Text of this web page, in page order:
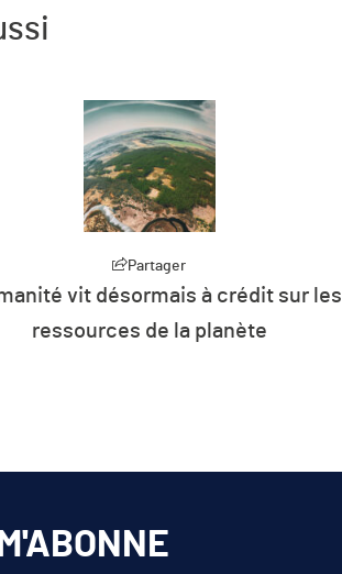
Partager
vit désormais à crédit sur les
ressources de la planète